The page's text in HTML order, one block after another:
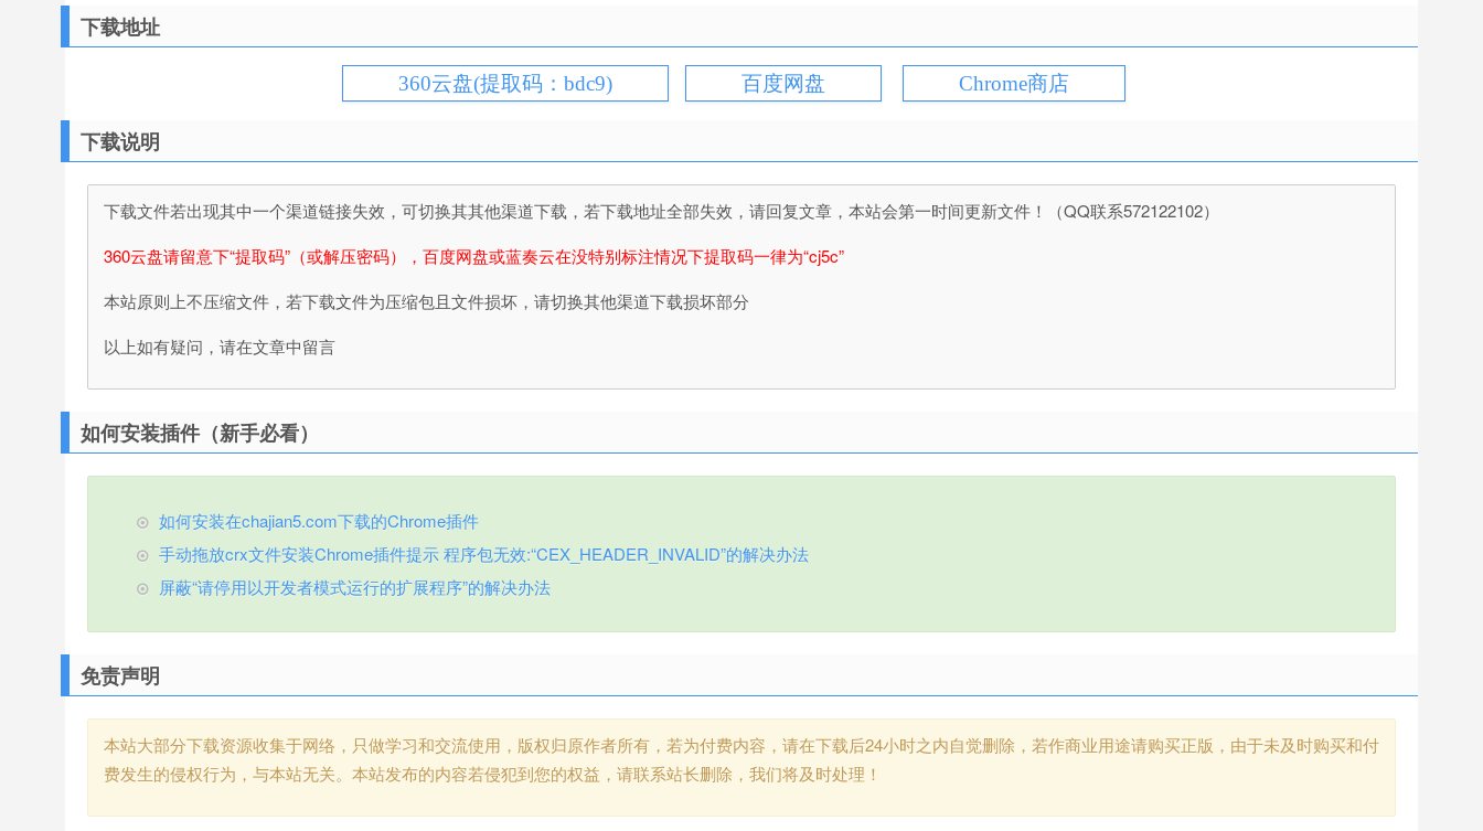
下载地址
360云盘(提取码：bdc9) 百度网盘 Chrome商店
下载说明
下载文件若出现其中一个渠道链接失效，可切换其其他渠道下载，若下载地址全部失效，请回复文章，本站会第一时间更新文件！（QQ联系572122102）
360云盘请留意下“提取码”（或解压密码），百度网盘或蓝奏云在没特别标注情况下提取码一律为“cj5c”
本站原则上不压缩文件，若下载文件为压缩包且文件损坏，请切换其他渠道下载损坏部分
以上如有疑问，请在文章中留言
如何安装插件（新手必看）
如何安装在chajian5.com下载的Chrome插件
手动拖放crx文件安装Chrome插件提示 程序包无效:“CEX_HEADER_INVALID”的解决办法
屏蔽“请停用以开发者模式运行的扩展程序”的解决办法
免责声明
本站大部分下载资源收集于网络，只做学习和交流使用，版权归原作者所有，若为付费内容，请在下载后24小时之内自觉删除，若作商业用途请购买正版，由于未及时购买和付
费发生的侵权行为，与本站无关。本站发布的内容若侵犯到您的权益，请联系站长删除，我们将及时处理！